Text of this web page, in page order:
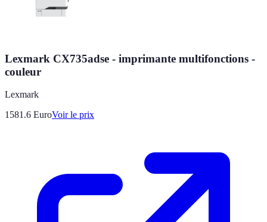
Lexmark CX735adse - imprimante multifonctions -
couleur
Lexmark
1581.6 EuroVoir le prix